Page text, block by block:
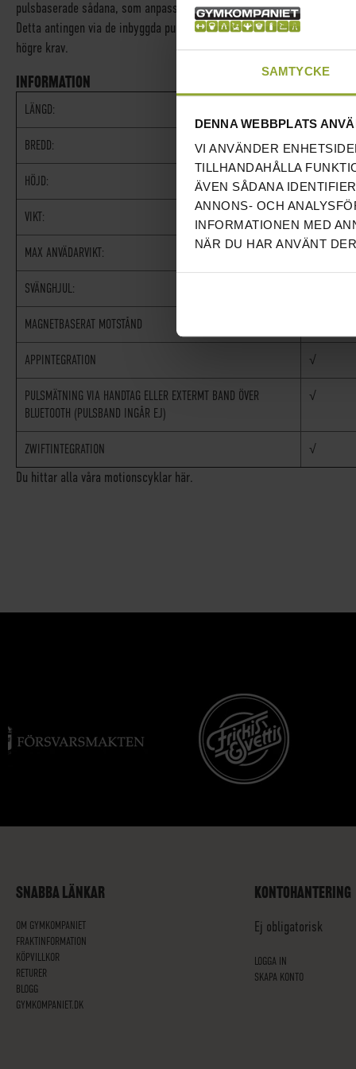
SAMTYCKE
DENNA WEBBPLATS
VI ANVÄNDER
TILLHANDAHÅLLA
ÄVEN SÅDANA
ANNONS- OCH
INFORMATIONEN MED
NÄR DU HAR ANVÄNT
pulsbaserade sådana, som anpassar sig efter din anstrångningsnivå
Detta antingen via de inbyggda pulsmätarna i styret eller via ett
högre krav.
INFORMATION
LÄNGD:
BREDD: 55 CM
HÖJD: 155 CM
VIKT: 44KG
MAX ANVÄDARVIKT: 150KG
SVÄNGHJUL:
MAGNETBASERAT MOTSTÅND
APPINTEGRATION √
PULSMÄTNING VIA HANDTAG ELLER EXTERMT BAND ÖVER
BLUETOOTH (PULSBAND INGÅR EJ)
√
ZWIFTINTEGRATION √
Du hittar alla våra motionscyklar här.
SNABBA LÄNKAR
OM GYMKOMPANIET
FRAKTINFORMATION
KÖPVILLKOR
RETURER
BLOGG
GYMKOMPANIET.DK
KONTOHANTERING
Ej obligatorisk
LOGGA IN
SKAPA KONTO